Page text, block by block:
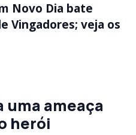
Novo Dia bate
Vingadores; veja os
uma ameaça
herói